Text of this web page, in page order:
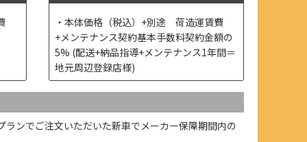
本体価格（税込）+別途 荷造運賃費
+メンテナンス契約基本手数料契約金額の
5% (配送+納品指導+メンテナンス1年間＝
地元周辺登録店様)
ンでご注文いただいた新車でメーカー保障期間内の